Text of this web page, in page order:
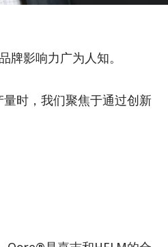
影响力广为人知。
时，我们聚焦于通过创新